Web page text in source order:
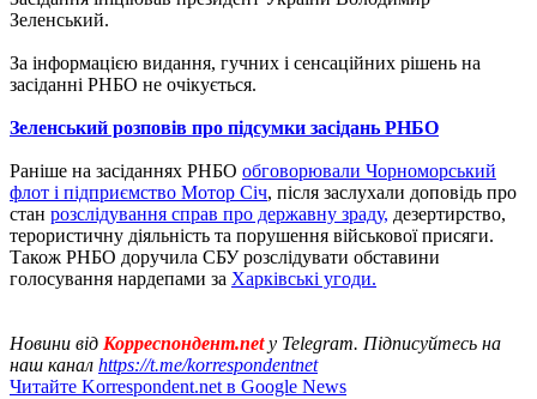
Зеленський.
За інформацією видання, гучних і сенсаційних рішень на
засіданні РНБО не очікується.
Зеленський розповів про підсумки засідань РНБО
Раніше на засіданнях РНБО обговорювали Чорноморський
флот і підприємство Мотор Січ, після заслухали доповідь про
стан розслідування справ про державну зраду, дезертирство,
терористичну діяльність та порушення військової присяги.
Також РНБО доручила СБУ розслідувати обставини
голосування нардепами за Харківські угоди.
Новини від Корреспондент.netу Telegram. Підписуйтесь на
наш канал https://t.me/korrespondentnet
Читайте Korrespondent.net в Google News